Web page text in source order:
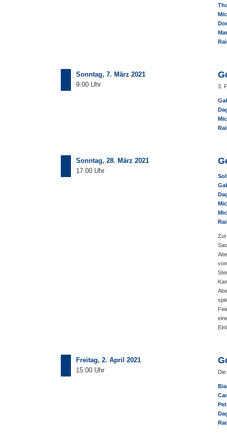
Sonntag, 7. März 2021
9:00 Uhr
3.
Sonntag, 28. März 2021
17:00 Uhr
Zur
Freitag, 2. April 2021
15:00 Uhr